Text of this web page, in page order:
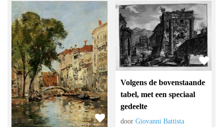
Volgens de bovenstaande
tabel, met een speciaal
gedeelte
doorGiovanni Battista